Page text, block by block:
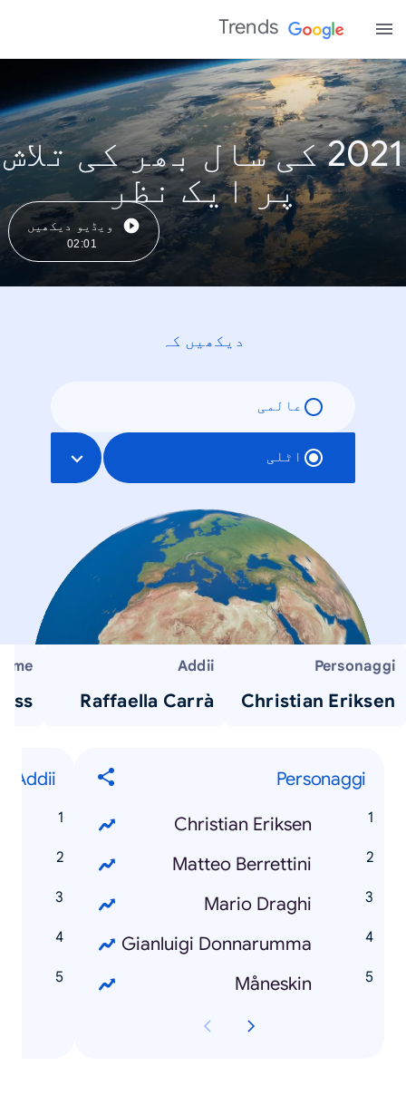
Trends
2021 کی سال بھر کی تلاش
پر ایک نظر
ویڈیو دیکھیں
02:01
دیکھیں کہ
عالمی
اٹلی
Personaggi
Christian Eriksen
Addii
Raffaella Carrà
Personaggi
Christian Eriksen
Matteo Berrettini
Mario Draghi
Gianluigi Donnarumma
Måneskin
Addii